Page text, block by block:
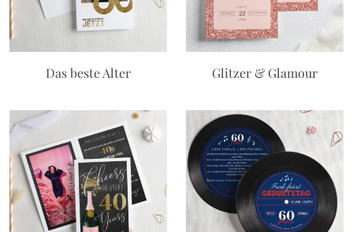
Das beste Alter Glitzer & Glamour